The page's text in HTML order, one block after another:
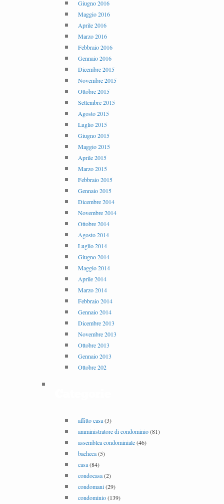
Giugno 2016
Maggio 2016
Aprile 2016
Marzo 2016
Febbraio 2016
Gennaio 2016
Dicembre 2015
Novembre 2015
Ottobre 2015
Settembre 2015
Agosto 2015
Luglio 2015
Giugno 2015
Maggio 2015
Aprile 2015
Marzo 2015
Febbraio 2015
Gennaio 2015
Dicembre 2014
Novembre 2014
Ottobre 2014
Agosto 2014
Luglio 2014
Giugno 2014
Maggio 2014
Aprile 2014
Marzo 2014
Febbraio 2014
Gennaio 2014
Dicembre 2013
Novembre 2013
Ottobre 2013
Gennaio 2013
Ottobre 202
affitto casa(3)
amministratore di condominio(81)
assemblea condominiale(46)
bacheca(5)
casa(84)
condocasa(2)
condomani(29)
condominio(139)